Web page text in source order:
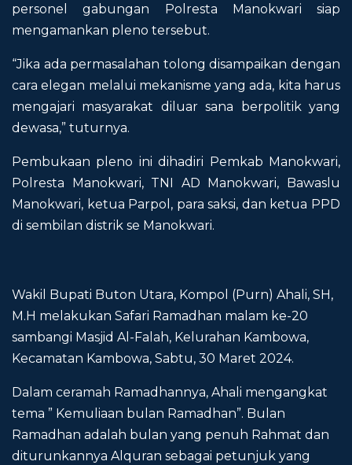
personel gabungan Polresta Manokwari siap
mengamankan pleno tersebut.
“Jika ada permasalahan tolong disampaikan dengan
cara elegan melalui mekanisme yang ada, kita harus
mengajari masyarakat diluar sana berpolitik yang
dewasa,” tuturnya.
Pembukaan pleno ini dihadiri Pemkab Manokwari,
Polresta Manokwari, TNI AD Manokwari, Bawaslu
Manokwari, ketua Parpol, para saksi, dan ketua PPD
di sembilan distrik se Manokwari.
Wakil Bupati Buton Utara, Kompol (Purn) Ahali, SH,
M.H melakukan Safari Ramadhan malam ke-20
sambangi Masjid Al-Falah, Kelurahan Kambowa,
Kecamatan Kambowa, Sabtu, 30 Maret 2024.
Dalam ceramah Ramadhannya, Ahali mengangkat
tema ” Kemuliaan bulan Ramadhan”. Bulan
Ramadhan adalah bulan yang penuh Rahmat dan
diturunkannya Alquran sebagai petunjuk yang